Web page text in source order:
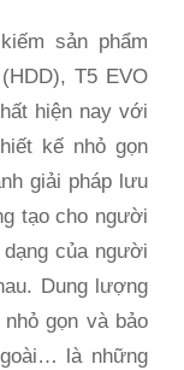
sản phẩm
T5 EVO
hiện nay với
kế nhỏ gọn
giải pháp lưu
tạo cho người
của người
Dung lượng
gọn và bảo
là những